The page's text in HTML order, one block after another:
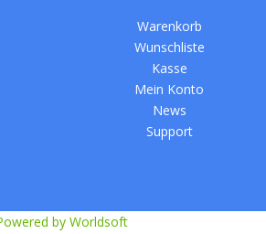
Warenkorb
Wunschliste
Kasse
Mein Konto
News
Support
by Worldsoft